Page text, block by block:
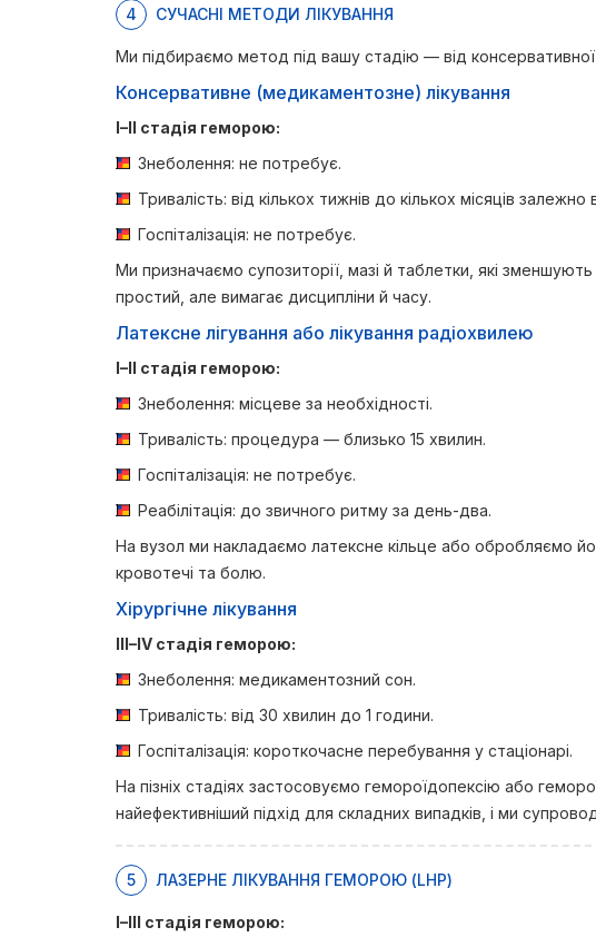
4 СУЧАСНІ МЕТОДИ ЛІКУВАННЯ
Ми підбираємо метод під вашу стадію — від
Консервативне (медикаментозне) лікування
I–II стадія геморою:
Знеболення: не потребує.
Тривалість: від кількох тижнів до кількох місяців
Госпіталізація: не потребує.
Ми призначаємо супозиторії, мазі й таблетки, які
простий, але вимагає дисципліни й часу.
Латексне лігування або лікування радіохвилею
I–II стадія геморою:
Знеболення: місцеве за необхідності.
Тривалість: процедура — близько 15 хвилин.
Госпіталізація: не потребує.
Реабілітація: до звичного ритму за день-два.
На вузол ми накладаємо латексне кільце або обробляємо
кровотечі та болю.
Хірургічне лікування
III–IV стадія геморою:
Знеболення: медикаментозний сон.
Тривалість: від 30 хвилин до 1 години.
Госпіталізація: короткочасне перебування у стаціонарі.
На пізніх стадіях застосовуємо гемороїдопексію або
найефективніший підхід для складних випадків, і ми
5 ЛАЗЕРНЕ ЛІКУВАННЯ ГЕМОРОЮ (LHP)
I–III стадія геморою: